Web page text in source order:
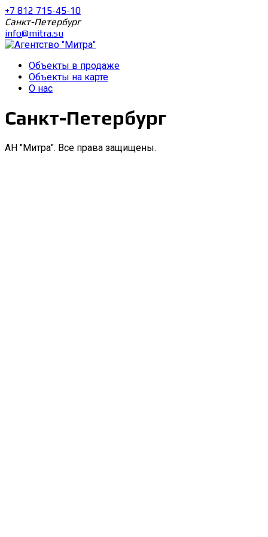
+7 812 715-45-10
Санкт-Петербург
info@mitra.su
Объекты в продаже
Объекты на карте
О нас
Санкт-Петербург
АН "Митра". Все права защищены.